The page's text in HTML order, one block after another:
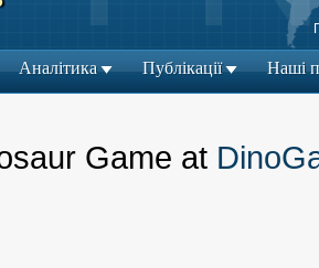
Аналітика Публікації Наші
Game at